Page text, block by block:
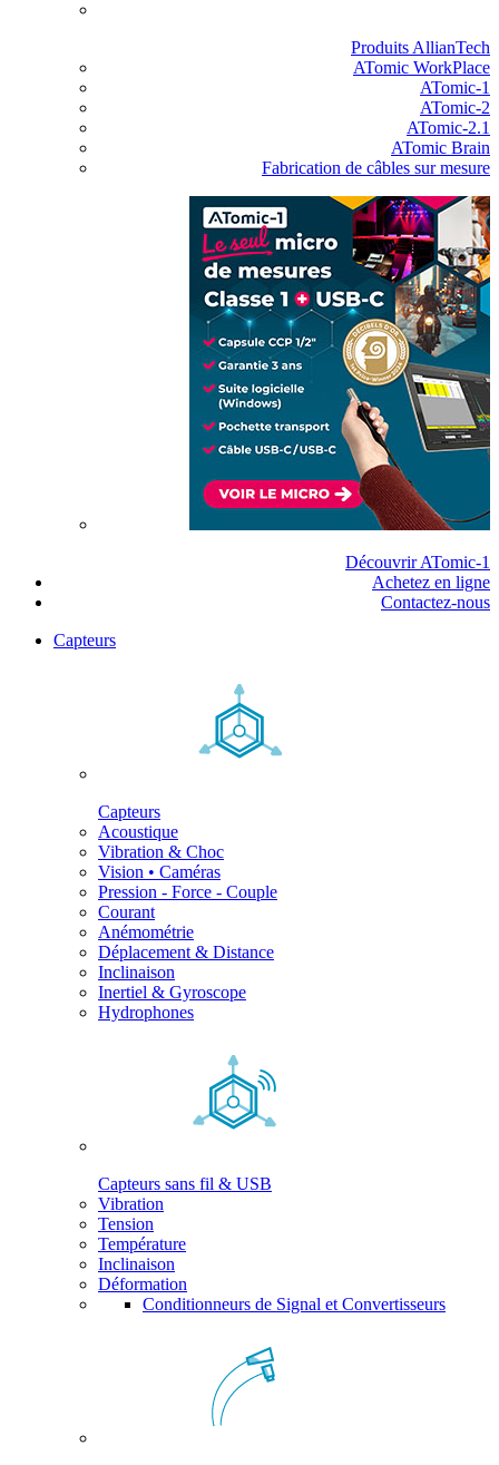
Produits AllianTech
ATomic WorkPlace
ATomic-1
ATomic-2
ATomic-2.1
ATomic Brain
Fabrication de câbles sur mesure
Découvrir ATomic-1
Achetez en ligne
Contactez-nous
Capteurs
Capteurs
Acoustique
Vibration & Choc
Vision • Caméras
Pression - Force - Couple
Courant
Anémométrie
Déplacement & Distance
Inclinaison
Inertiel & Gyroscope
Hydrophones
Capteurs sans fil & USB
Vibration
Tension
Température
Inclinaison
Déformation
Conditionneurs de Signal et Convertisseurs